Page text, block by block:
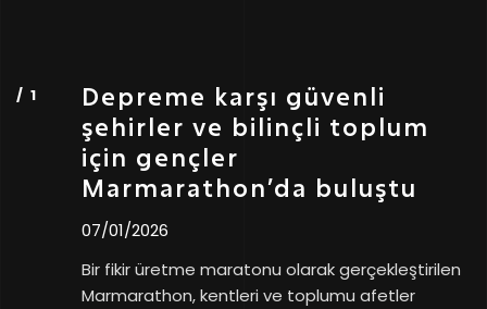
Depreme karşı güvenli
şehirler ve bilinçli toplum
için gençler
Marmarathon’da buluştu
07/01/2026
Bir fikir üretme maratonu olarak gerçekleştirilen
Marmarathon, kentleri ve toplumu afetler